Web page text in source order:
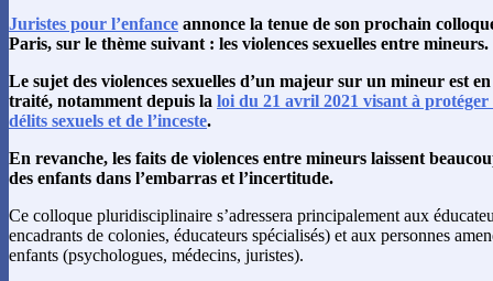
Juristes pour l’enfance annonce la tenue de son prochain
Paris, sur le thème suivant : les violences sexuelles entre mineurs.
Le sujet des violences sexuelles d’un majeur sur un mineur est
traité, notamment depuis la loi du 21 avril 2021 visant à protéger
délits sexuels et de l’inceste.
En revanche, les faits de violences entre mineurs laissent
des enfants dans l’embarras et l’incertitude.
Ce colloque pluridisciplinaire s’adressera principalement aux
encadrants de colonies, éducateurs spécialisés) et aux personnes
enfants (psychologues, médecins, juristes).